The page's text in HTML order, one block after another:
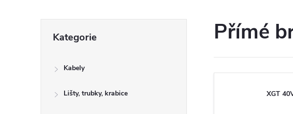
kategorie
Kategorie
Kabely
Lišty, trubky, krabice
Přímé
XGT